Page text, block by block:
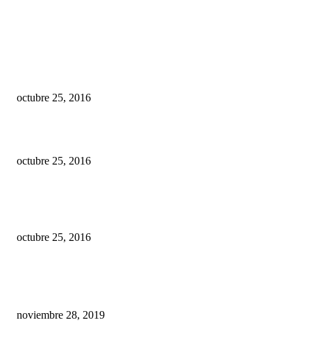
octubre 25, 2016
octubre 25, 2016
octubre 25, 2016
noviembre 28, 2019